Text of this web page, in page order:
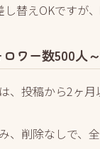
替えOKですが、
ワー数500人～
、投稿から2ヶ月
、削除なしで、